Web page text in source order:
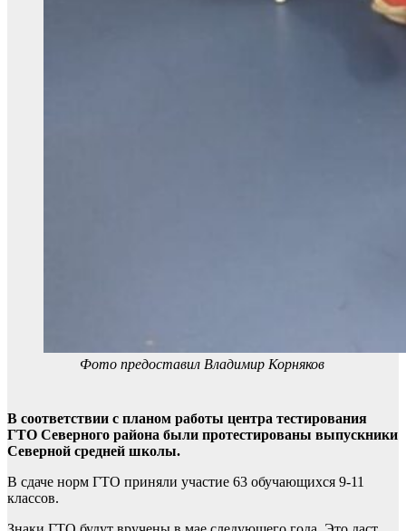
Фото предоставил Владимир Корняков
В соответствии с планом работы центра тестирования
ГТО Северного района были протестированы выпускники
Северной средней школы.
В сдаче норм ГТО приняли участие 63 обучающихся 9-11
классов.